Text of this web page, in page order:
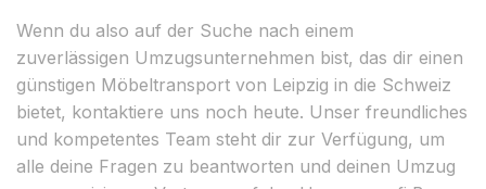
Wenn du also auf der Suche nach einem
zuverlässigen Umzugsunternehmen bist, das dir einen
günstigen Möbeltransport von Leipzig in die Schweiz
bietet, kontaktiere uns noch heute. Unser freundliches
und kompetentes Team steht dir zur Verfügung, um
alle deine Fragen zu beantworten und deinen Umzug